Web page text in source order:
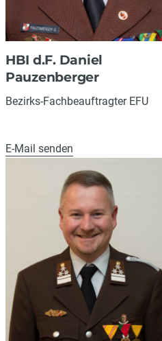
HBI d.F. Daniel
Pauzenberger
Bezirks-Fachbeauftragter EFU
E-Mail senden